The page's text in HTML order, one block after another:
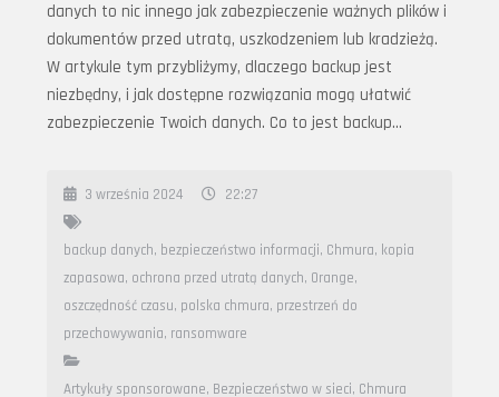
danych to nic innego jak zabezpieczenie ważnych plików i
dokumentów przed utratą, uszkodzeniem lub kradzieżą.
W artykule tym przybliżymy, dlaczego backup jest
niezbędny, i jak dostępne rozwiązania mogą ułatwić
zabezpieczenie Twoich danych. Co to jest backup…
3 września 2024 22:27
backup danych, bezpieczeństwo informacji, Chmura, kopia
zapasowa, ochrona przed utratą danych, Orange,
oszczędność czasu, polska chmura, przestrzeń do
przechowywania, ransomware
Artykuły sponsorowane, Bezpieczeństwo w sieci, Chmura